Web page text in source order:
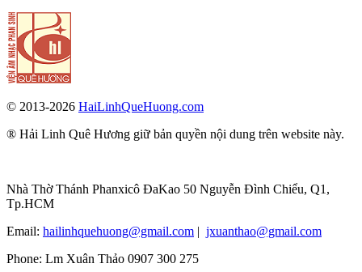
© 2013-2026 HaiLinhQueHuong.com
® Hải Linh Quê Hương giữ bản quyền nội dung trên website này.
Nhà Thờ Thánh Phanxicô ĐaKao 50 Nguyễn Đình Chiểu, Q1,
Tp.HCM
Email: hailinhquehuong@gmail.com | jxuanthao@gmail.com
Phone: Lm Xuân Thảo 0907 300 275